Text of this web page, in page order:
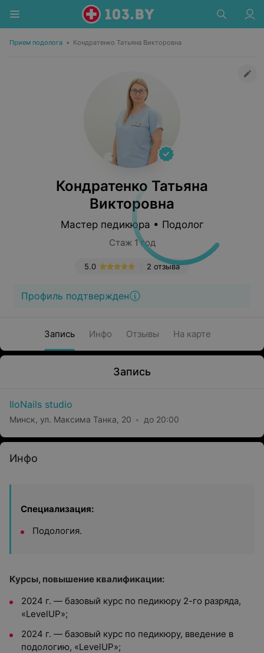
Прием подолога • Кондратенко Татьяна Викторовна
Кондратенко Татьяна
Викторовна
Мастер педикюра • Подолог
Стаж 1 год
2 отзыва
5.0
Профиль подтвержден
Запись Инфо Отзывы На карте
Запись
IloNails studio
Минск, ул. Максима Танка, 20 до 20:00
Инфо
Специализация:
Подология.
Курсы, повышение квалификации:
2024 г. — базовый курс по педикюру 2-го разряда,
«LevelUP»;
2024 г. — базовый курс по педикюру, введение в
подологию, «LevelUP»;